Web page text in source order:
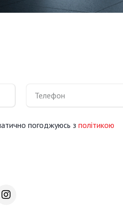
погоджуюсь з політикою